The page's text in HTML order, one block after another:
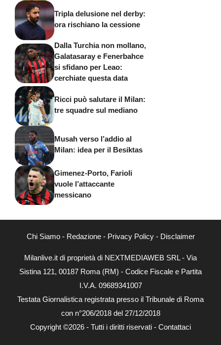
Tripla delusione nel derby:
ora rischiano la cessione
Dalla Turchia non mollano,
Galatasaray e Fenerbahce
si sfidano per Leao:
cerchiate questa data
Ricci può salutare il Milan:
tre squadre sul mediano
Musah verso l’addio al
Milan: idea per il Besiktas
Gimenez-Porto, Farioli
vuole l’attaccante
messicano
Chi Siamo- Redazione- Privacy Policy- Disclaimer
Milanlive.it di proprietà di NEXTMEDIAWEB SRL - Via
Sistina 121, 00187 Roma (RM) - Codice Fiscale e Partita
I.V.A. 09689341007
Testata Giornalistica registrata presso il Tribunale di Roma
con n°206/2018 del 27/12/2018
Copyright ©2026 - Tutti i diritti riservati - Contattaci